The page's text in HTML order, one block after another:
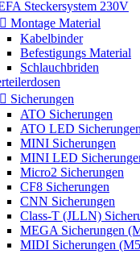
Steckersystem 230V
 Montage Material
Kabelbinder
Befestigungs Material
Schlauchbriden
 Sicherungen
ATO Sicherungen
ATO LED Sicherungen
MINI Sicherungen
MINI LED
Micro2 Sicherungen
CF8 Sicherungen
CNN Sicherungen
Class-T (JLLN)
MEGA Sicherungen
MIDI Sicherungen